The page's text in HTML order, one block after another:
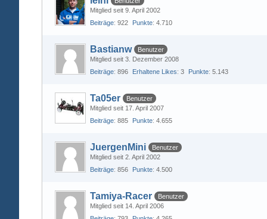
Mitglied seit 9. April 2002
Beiträge 922 Punkte 4.710
Bastianw
Benutzer
Mitglied seit 3. Dezember 2008
Beiträge 896 Erhaltene Likes 3 Punkte 5.143
Ta05er
Benutzer
Mitglied seit 17. April 2007
Beiträge 885 Punkte 4.655
JuergenMini
Benutzer
Mitglied seit 2. April 2002
Beiträge 856 Punkte 4.500
Tamiya-Racer
Benutzer
Mitglied seit 14. April 2006